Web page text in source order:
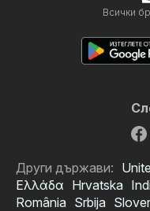
Всички
Други държави:
Ελλάδα Hrvatska
România Srbija